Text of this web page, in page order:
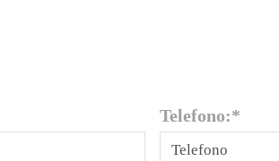
Telefono:*